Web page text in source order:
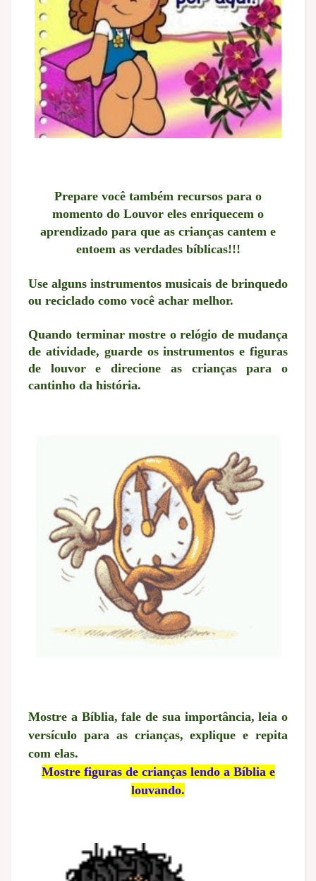
Prepare você também recursos para o
momento do Louvor eles enriquecem o
aprendizado para que as crianças cantem e
entoem as verdades bíblicas!!!
Use alguns instrumentos musicais de brinquedo
ou reciclado como você achar melhor.
Quando terminar mostre o relógio de mudança
de atividade, guarde os instrumentos e figuras
de louvor e direcione as crianças para o
cantinho da história.
Mostre a Bíblia, fale de sua importância, leia o
versículo para as crianças, explique e repita
com elas.
Mostre figuras de crianças lendo a Bíblia e
louvando.